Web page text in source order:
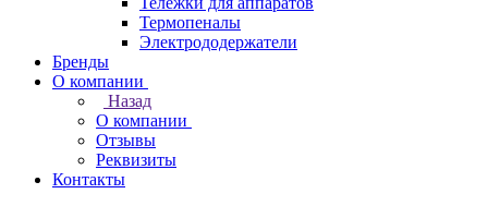
Термопеналы
Электрододержатели
Бренды
О компании
Назад
О компании
Отзывы
Реквизиты
Контакты